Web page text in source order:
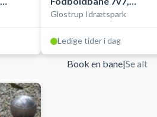
kunstgræs, ude
Glostrup Idrætspark
Ledige tider i dag
Book en bane|Se alt